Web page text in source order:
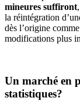
mineures suffiront
la réintégration
dès l’origine
modifications plus
Un marché en
statistiques?